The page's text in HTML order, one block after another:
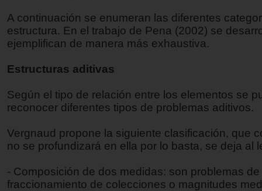
A continuación se enumeran las diferentes
estructura. En el trabajo de Pena (2002) se
ejemplifican de manera más exhaustiva.
Estructuras aditivas
Según el tipo de relación entre los elementos se
reconocer diferentes tipos de problemas aditivos.
Vergnaud propone la siguiente clasificación, que
no se profundizará en ella por lo basta, se deja al
- Composición de dos medidas: son problemas
fraccionamiento de colecciones o magnitudes